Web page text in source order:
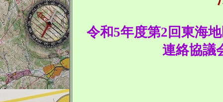
令和5年度第2回東海
連絡協議